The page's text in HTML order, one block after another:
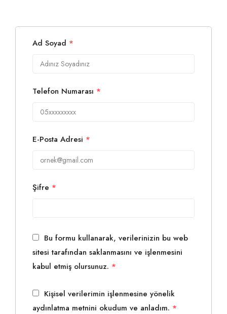
Ad Soyad *
Telefon Numarası *
E-Posta Adresi *
Şifre *
Bu formu kullanarak, verilerinizin bu web
sitesi tarafından saklanmasını ve işlenmesini
kabul etmiş olursunuz. *
Kişisel verilerimin işlenmesine yönelik
aydınlatma metnini okudum ve anladım. *